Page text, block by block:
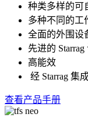
种类多样的可
多种不同的工
全面的外围设
先进的
高能效
经 Starrag 集
查看产品手册